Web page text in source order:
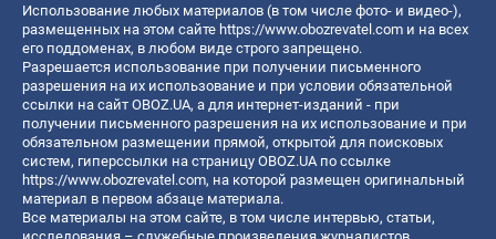
Использование любых материалов (в том числе фото- и видео-),
размещенных на этом сайте https://www.obozrevatel.com и на всех
его поддоменах, в любом виде строго запрещено.
Разрешается использование при получении письменного
разрешения на их использование и при условии обязательной
ссылки на сайт OBOZ.UA, а для интернет-изданий - при
получении письменного разрешения на их использование и при
обязательном размещении прямой, открытой для поисковых
систем, гиперссылки на страницу OBOZ.UA по ссылке
https://www.obozrevatel.com, на которой размещен оригинальный
материал в первом абзаце материала.
Все материалы на этом сайте, в том числе интервью, статьи,